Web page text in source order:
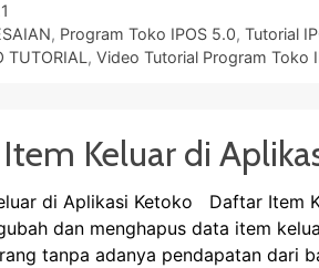
, Program Toko IPOS 5.0,Tutorial
TUTORIAL , Video Tutorial Program Toko
Keluar di
di Aplikasi Ketoko Daftar Item
dan menghapus data item
tanpa adanya pendapatan dari